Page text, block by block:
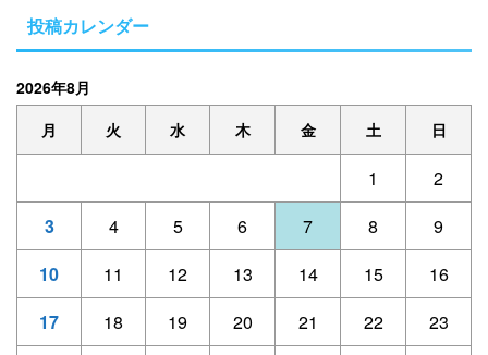
投稿カレンダー
2026年8月
月
火 水 木 金 土 日
1
2
3
4 5 6 7 8
9
10
11 12 13 14 15
16
17
18 19 20 21 22
23